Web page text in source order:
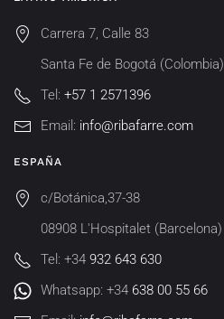
Carrera 7, Calle 83
Santa Fe de Bogotá (Colombia)
Tel: +57 1 2571396
Email: info@ribafarre.com
ESPAÑA
c/Botánica,37-38
08908 L'Hospitalet (Barcelona)
Tel: +34 932 643 630
Whatsapp: +34 638 00 55 66